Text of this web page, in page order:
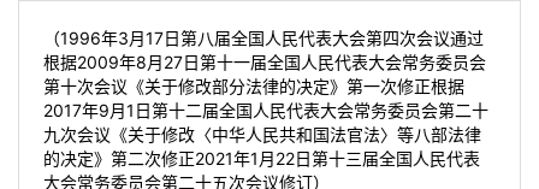
（1996年3月17日第八届全国人民代表大会第四次会议通过
根据2009年8月27日第十一届全国人民代表大会常务委员会
第十次会议《关于修改部分法律的决定》第一次修正根据
2017年9月1日第十二届全国人民代表大会常务委员会第二十
九次会议《关于修改〈中华人民共和国法官法〉等八部法律
的决定》第二次修正2021年1月22日第十三届全国人民代表
大会常务委员会第二十五次会议修订）